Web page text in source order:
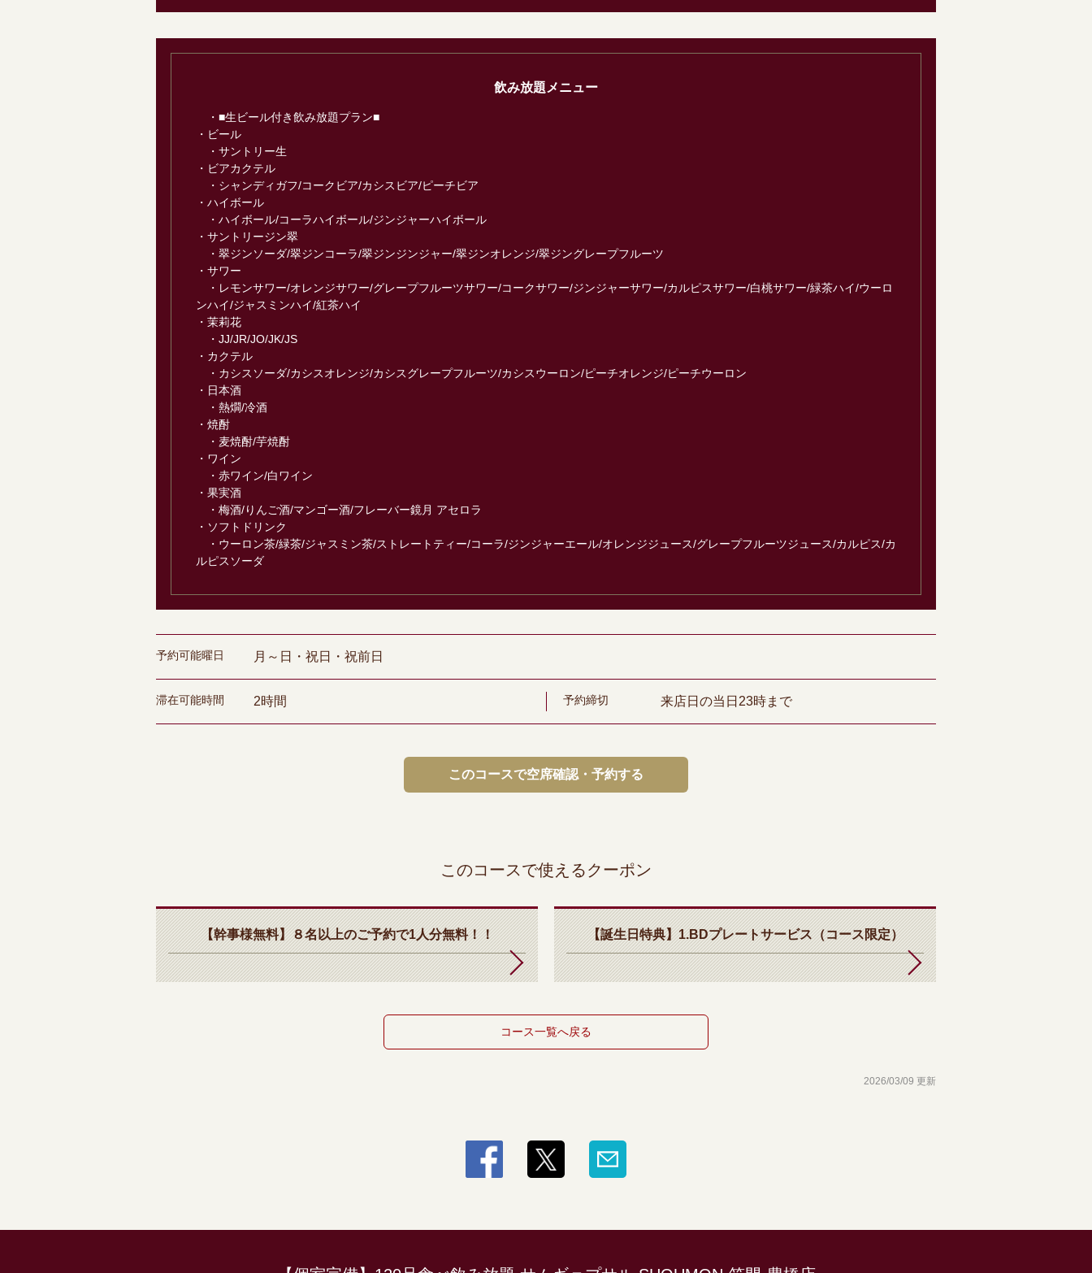
飲み放題メニュー
・■生ビール付き飲み放題プラン■
・ビール
・サントリー生
・ビアカクテル
・シャンディガフ/コークビア/カシスビア/ピーチビア
・ハイボール
・ハイボール/コーラハイボール/ジンジャーハイボール
・サントリージン翠
・翠ジンソーダ/翠ジンコーラ/翠ジンジンジャー/翠ジンオレンジ/翠ジングレープフルーツ
・サワー
・レモンサワー/オレンジサワー/グレープフルーツサワー/コークサワー/ジンジャーサワー/カルピスサワー/白桃サワー/緑茶ハイ/ウーロ
ンハイ/ジャスミンハイ/紅茶ハイ
・茉莉花
・JJ/JR/JO/JK/JS
・カクテル
・カシスソーダ/カシスオレンジ/カシスグレープフルーツ/カシスウーロン/ピーチオレンジ/ピーチウーロン
・日本酒
・熱燗/冷酒
・焼酎
・麦焼酎/芋焼酎
・ワイン
・赤ワイン/白ワイン
・果実酒
・梅酒/りんご酒/マンゴー酒/フレーバー鏡月 アセロラ
・ソフトドリンク
・ウーロン茶/緑茶/ジャスミン茶/ストレートティー/コーラ/ジンジャーエール/オレンジジュース/グレープフルーツジュース/カルピス/カ
ルピスソーダ
予約可能曜日 月～日・祝日・祝前日
滞在可能時間 2時間 予約締切 来店日の当日23時まで
このコースで空席確認・予約する
このコースで使えるクーポン
【幹事様無料】８名以上のご予約で1人分無料！！ 【誕生日特典】1.BDプレートサービス（コース限定）
コース一覧へ戻る
2026/03/09 更新